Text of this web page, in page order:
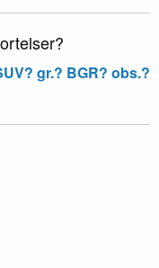
gr.? BGR? obs.?